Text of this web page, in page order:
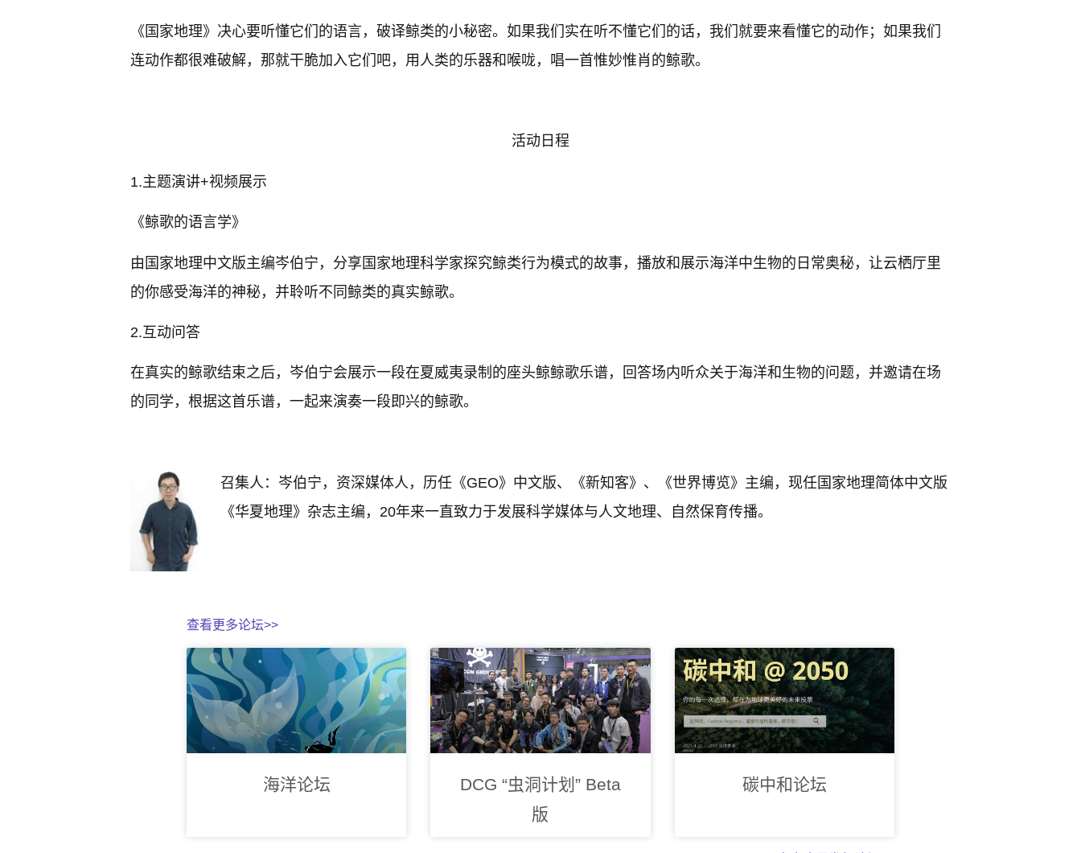
《国家地理》决心要听懂它们的语言，破译鲸类的小秘密。如果我们实在听不懂它们的话，我们就要来看懂它的动作；如果我们
连动作都很难破解，那就干脆加入它们吧，用人类的乐器和喉咙，唱一首惟妙惟肖的鲸歌。
活动日程
1.主题演讲+视频展示
《鲸歌的语言学》
由国家地理中文版主编岑伯宁，分享国家地理科学家探究鲸类行为模式的故事，播放和展示海洋中生物的日常奥秘，让云栖厅里
的你感受海洋的神秘，并聆听不同鲸类的真实鲸歌。
2.互动问答
在真实的鲸歌结束之后，岑伯宁会展示一段在夏威夷录制的座头鲸鲸歌乐谱，回答场内听众关于海洋和生物的问题，并邀请在场
的同学，根据这首乐谱，一起来演奏一段即兴的鲸歌。
召集人： 岑伯宁，资深媒体人，历任《GEO》中文版、《新知客》、《世界博览》主编，现任国家地理简体中文版
《华夏地理》杂志主编，20年来一直致力于发展科学媒体与人文地理、自然保育传播。
查看更多论坛>>
海洋论坛
DCG “虫洞计划” Beta
版
碳中和论坛